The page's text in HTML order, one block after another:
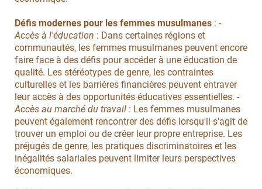
Défis modernes pour les femmes musulmanes : -
Accès à l'éducation : Dans certaines régions et
communautés, les femmes musulmanes peuvent encore
faire face à des défis pour accéder à une éducation de
qualité. Les stéréotypes de genre, les contraintes
culturelles et les barrières financières peuvent entraver
leur accès à des opportunités éducatives essentielles. -
Accès au marché du travail : Les femmes musulmanes
peuvent également rencontrer des défis lorsqu'il s'agit de
trouver un emploi ou de créer leur propre entreprise. Les
préjugés de genre, les pratiques discriminatoires et les
inégalités salariales peuvent limiter leurs perspectives
économiques.